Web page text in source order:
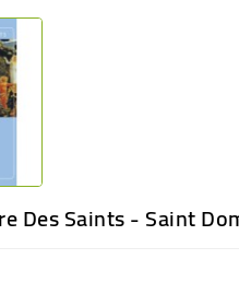
Des Saints - Saint